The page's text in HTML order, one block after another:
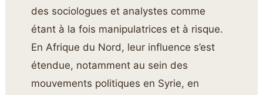
des sociologues et analystes comme
étant à la fois manipulatrices et à risque.
En Afrique du Nord, leur influence s’est
étendue, notamment au sein des
mouvements politiques en Syrie, en